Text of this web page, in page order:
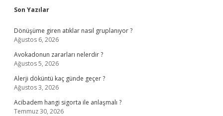
Sidebar
Son Yazılar
Dönüşüme giren atıklar nasıl gruplanıyor ?
Ağustos 6, 2026
Avokadonun zararları nelerdir ?
Ağustos 5, 2026
Alerji döküntü kaç günde geçer ?
Ağustos 3, 2026
Acibadem hangi sigorta ile anlaşmalı ?
Temmuz 30, 2026